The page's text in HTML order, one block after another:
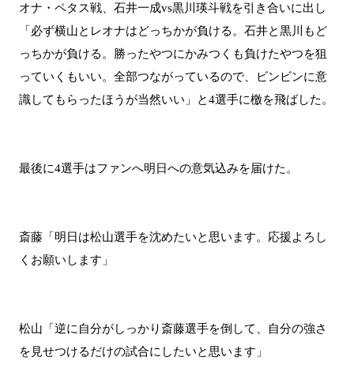
オナ・ペタス戦、石井一成vs黒川瑛斗戦を引き合いに出し
「必ず横山とレオナはどっちかが負ける。石井と黒川もど
っちかが負ける。勝ったやつにかみつくも負けたやつを狙
っていくもいい。全部つながっているので、ビンビンに意
識してもらったほうが当然いい」と4選手に檄を飛ばした。
最後に4選手はファンへ明日への意気込みを届けた。
斎藤「明日は松山選手を沈めたいと思います。応援よろし
くお願いします」
松山「逆に自分がしっかり斎藤選手を倒して、自分の強さ
を見せつけるだけの試合にしたいと思います」